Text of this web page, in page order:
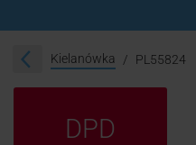
Kielanówka PL55824
DPD